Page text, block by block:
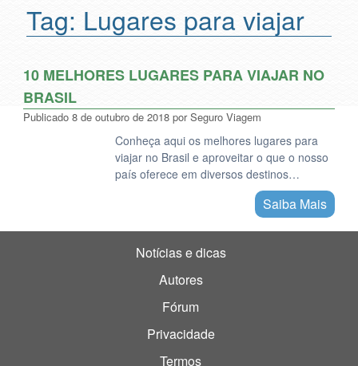
Tag: Lugares para viajar
10 MELHORES LUGARES PARA VIAJAR NO
BRASIL
Publicado 8 de outubro de 2018 por Seguro Viagem
Conheça aqui os melhores lugares para
viajar no Brasil e aproveitar o que o nosso
país oferece em diversos destinos…
Saiba Mais
Notícias e dicas
Autores
Fórum
Privacidade
Termos